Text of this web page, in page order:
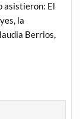
asistieron: El
la
Berrios,